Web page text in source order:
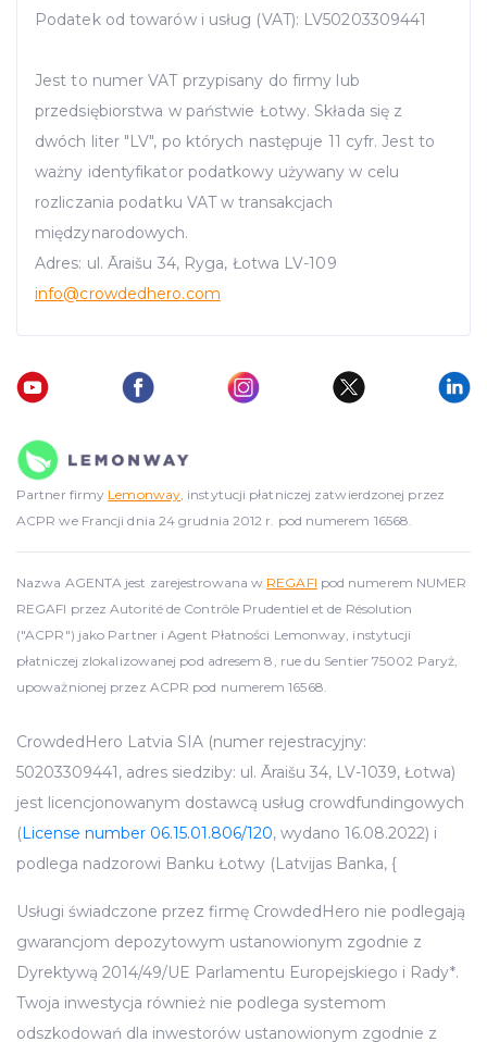
Podatek od towarów i usług (VAT): LV50203309441
Jest to numer VAT przypisany do firmy lub
przedsiębiorstwa w państwie Łotwy. Składa się z
dwóch liter "LV", po których następuje 11 cyfr. Jest to
ważny identyfikator podatkowy używany w celu
rozliczania podatku VAT w transakcjach
międzynarodowych.
Adres: ul. Āraišu 34, Ryga, Łotwa LV-109
info@crowdedhero.com
Partner firmy Lemonway, instytucji płatniczej zatwierdzonej przez
ACPR we Francji dnia 24 grudnia 2012 r. pod numerem 16568.
Nazwa AGENTA jest zarejestrowana w REGAFI pod numerem NUMER
REGAFI przez Autorité de Contrôle Prudentiel et de Résolution
("ACPR") jako Partner i Agent Płatności Lemonway, instytucji
płatniczej zlokalizowanej pod adresem 8, rue du Sentier 75002 Paryż,
upoważnionej przez ACPR pod numerem 16568.
CrowdedHero Latvia SIA (numer rejestracyjny:
50203309441, adres siedziby: ul. Āraišu 34, LV-1039, Łotwa)
jest licencjonowanym dostawcą usług crowdfundingowych
(License number 06.15.01.806/120, wydano 16.08.2022) i
podlega nadzorowi Banku Łotwy (Latvijas Banka, {
Usługi świadczone przez firmę CrowdedHero nie podlegają
gwarancjom depozytowym ustanowionym zgodnie z
Dyrektywą 2014/49/UE Parlamentu Europejskiego i Rady*.
Twoja inwestycja również nie podlega systemom
odszkodowań dla inwestorów ustanowionym zgodnie z